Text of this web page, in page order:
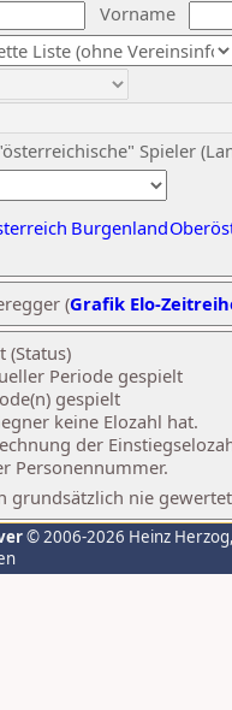
Vorname
Spieler
Burgenland
(Grafik Elo-
(Status)
Periode gespielt
gespielt
keine Elozahl hat.
der
Personennummer.
grundsätzlich nie
© 2006-2026 Heinz Herzog